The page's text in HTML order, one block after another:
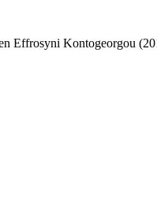
Effrosyni Kontogeorgou